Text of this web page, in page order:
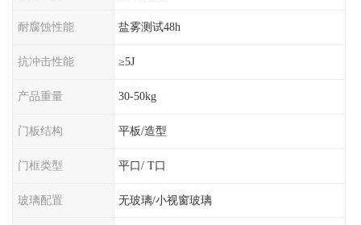
耐腐蚀性能 盐雾测试48h
抗冲击性能 ≥5J
产品重量 30-50kg
门板结构 平板/造型
门框类型 平口/ T口
玻璃配置 无玻璃/小视窗玻璃